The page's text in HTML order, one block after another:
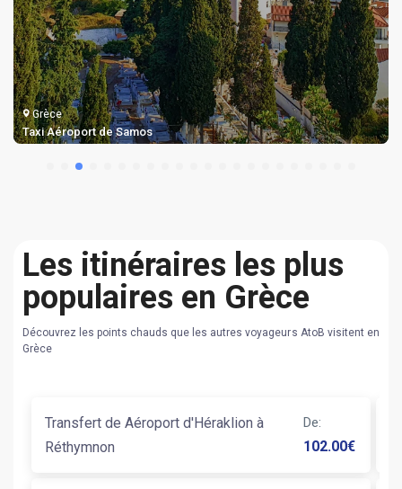
Grèce
Taxi Aéroport de Samos
Les itinéraires les plus
populaires en Grèce
Découvrez les points chauds que les autres voyageurs AtoB visitent en
Grèce
Transfert de Aéroport d'Héraklion à
Réthymnon
De:
102.00€